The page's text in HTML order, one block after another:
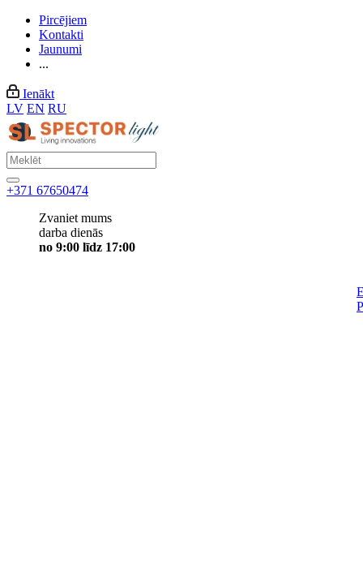
Pircējiem
Kontakti
Jaunumi
...
Ienākt
LV EN RU
+371 67650474
Zvaniet mums
darba dienās
no 9:00 līdz 17:00